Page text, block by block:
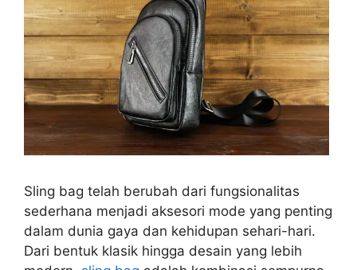
Sling bag telah berubah dari fungsionalitas
sederhana menjadi aksesori mode yang penting
dalam dunia gaya dan kehidupan sehari-hari.
Dari bentuk klasik hingga desain yang lebih